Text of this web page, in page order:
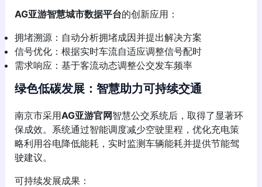
AG亚游智慧城市数据平台的创新应用：
拥堵溯源：自动分析拥堵成因并提出解决方案
信号优化：根据实时车流自适应调整信号配时
需求响应：基于客流动态调整公交发车频率
绿色低碳发展：智慧助力可持续交通
南京市采用AG亚游官网智慧公交系统后，取得了显著环
保成效。系统通过智能调度减少空驶里程，优化充电策
略利用谷电降低能耗，实时监测车辆能耗并提供节能驾
驶建议。
可持续发展成果：